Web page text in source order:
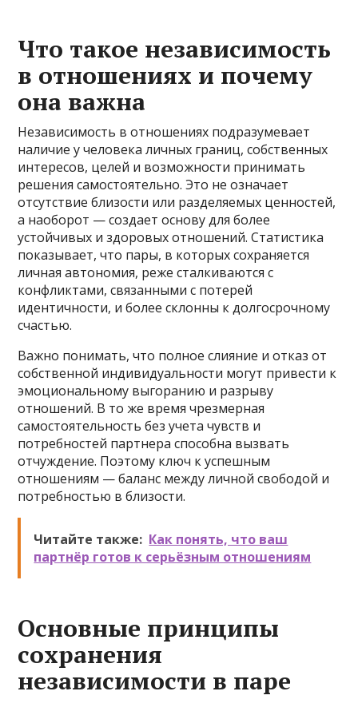
Что такое независимость
в отношениях и почему
она важна
Независимость в отношениях подразумевает
наличие у человека личных границ, собственных
интересов, целей и возможности принимать
решения самостоятельно. Это не означает
отсутствие близости или разделяемых ценностей,
а наоборот — создает основу для более
устойчивых и здоровых отношений. Статистика
показывает, что пары, в которых сохраняется
личная автономия, реже сталкиваются с
конфликтами, связанными с потерей
идентичности, и более склонны к долгосрочному
счастью.
Важно понимать, что полное слияние и отказ от
собственной индивидуальности могут привести к
эмоциональному выгоранию и разрыву
отношений. В то же время чрезмерная
самостоятельность без учета чувств и
потребностей партнера способна вызвать
отчуждение. Поэтому ключ к успешным
отношениям — баланс между личной свободой и
потребностью в близости.
Читайте также: Как понять, что ваш
партнёр готов к серьёзным отношениям
Основные принципы
сохранения
независимости в паре